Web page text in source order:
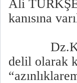
Ali
kanısına
delil olarak